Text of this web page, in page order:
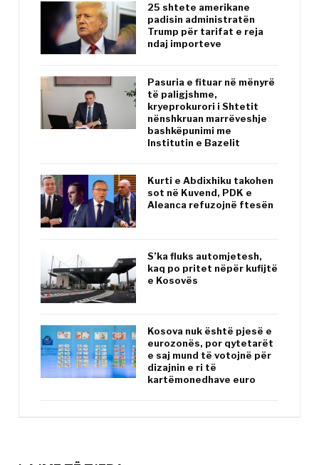
25 shtete amerikane
padisin administratën
Trump për tarifat e reja
ndaj importeve
Pasuria e fituar në mënyrë
të paligjshme,
kryeprokurori i Shtetit
nënshkruan marrëveshje
bashkëpunimi me
Institutin e Bazelit
Kurti e Abdixhiku takohen
sot në Kuvend, PDK e
Aleanca refuzojnë ftesën
S’ka fluks automjetesh,
kaq po pritet nëpër kufijtë
e Kosovës
Kosova nuk është pjesë e
eurozonës, por qytetarët
e saj mund të votojnë për
dizajnin e ri të
kartëmonedhave euro